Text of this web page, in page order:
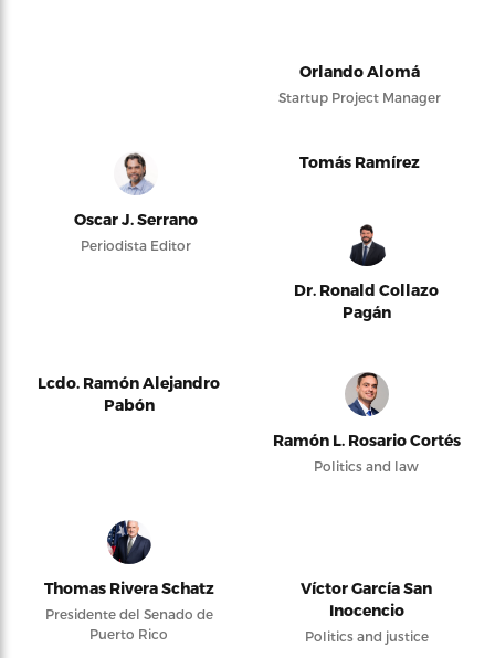
Orlando Alomá
Startup Project Manager
Oscar J. Serrano
Periodista Editor
Tomás Ramírez
Dr. Ronald Collazo
Pagán
Lcdo. Ramón Alejandro
Pabón
Ramón L. Rosario Cortés
Politics and law
Thomas Rivera Schatz
Presidente del Senado de
Puerto Rico
Víctor García San
Inocencio
Politics and justice